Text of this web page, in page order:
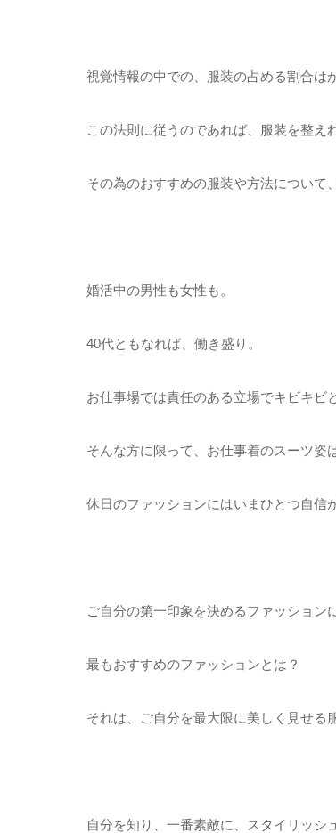
視覚情報の中での、服装の占める割合は
この法則に従うのであれば、服装を整え
その為のおすすめの服装や方法について
婚活中の男性も女性も。
40代ともなれば、働き盛り。
お仕事場では責任のある立場でキビキビ
そんな方に限って、お仕事着のスーツ姿
休日のファッションにはいまひとつ自信
ご自分の第一印象を決めるファッション
最もおすすめのファッションとは？
それは、ご自分を最大限に美しく見せる
自分を知り、一番素敵に、スタイリッシ